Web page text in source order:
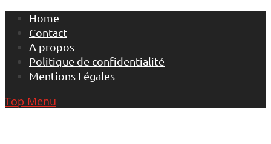
Skip
content
Home
Contact
A propos
Politique de confidentialité
Mentions Légales
Top Menu